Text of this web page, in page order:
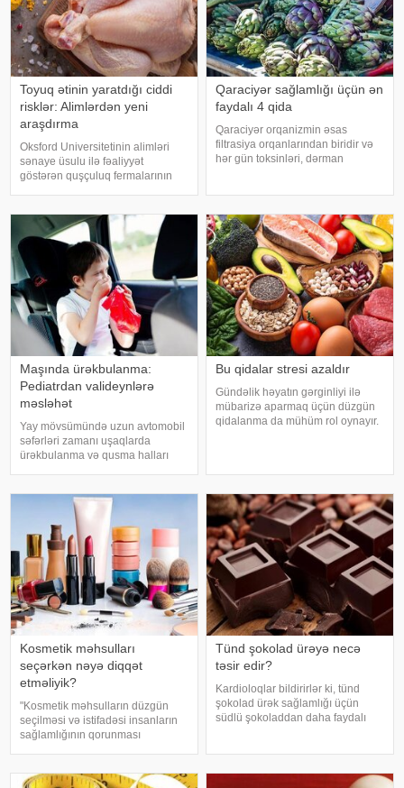
Toyuq ətinin yaratdığı ciddi
risklər: Alimlərdən yeni
araşdırma
Oksford Universitetinin alimləri
sənaye üsulu ilə fəaliyyət
göstərən quşçuluq fermalarının
biləcəyini bildiriblər. xəbər verir ki,
araşdırma zamanı son 45 i
Qaraciyər sağlamlığı üçün ən
faydalı 4 qida
Qaraciyər orqanizmin əsas
filtrasiya orqanlarından biridir və
hər gün toksinləri, dərman
federal ekspert onkologiya
klinikalar
Maşında ürəkbulanma:
Pediatrdan valideynlərə
məsləhət
Yay mövsümündə uzun avtomobil
səfərləri zamanı uşaqlarda
ürəkbulanma və qusma halları
beynin gözlərdən və bədənin
hərəkətindən gələn siqnallar
arasındakı uyğunsuzluqda
Bu qidalar stresi azaldır
Gündəlik həyatın gərginliyi ilə
mübarizə aparmaq üçün düzgün
qidalanma da mühüm rol oynayır.
bilər
Kosmetik məhsulları
seçərkən nəyə diqqət
etməliyik?
"Kosmetik məhsulların düzgün
seçilməsi və istifadəsi insanların
sağlamlığının qorunması
Səhiyyə Nazirliyinin rəsmi
Tünd şokolad ürəyə necə
təsir edir?
Kardioloqlar bildirirlər ki, tünd
şokolad ürək sağlamlığı üçün
südlü şokoladdan daha faydalı
maddələrdir. -a istinadən bildirir ki